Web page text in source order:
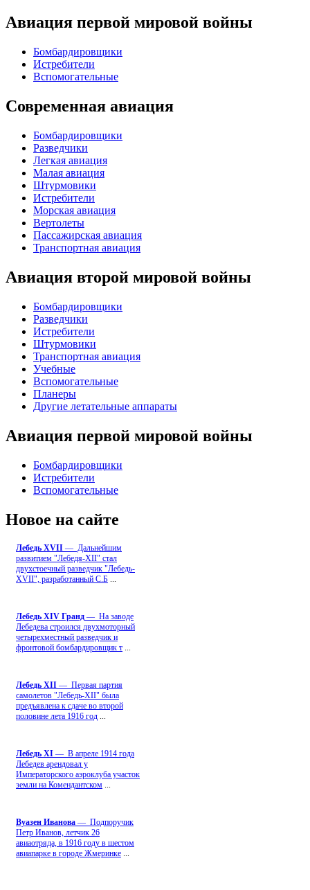
Авиация первой мировой войны
Бомбардировщики
Истребители
Вспомогательные
Современная авиация
Бомбардировщики
Разведчики
Легкая авиация
Малая авиация
Штурмовики
Истребители
Морская авиация
Вертолеты
Пассажирская авиация
Транспортная авиация
Авиация второй мировой войны
Бомбардировщики
Разведчики
Истребители
Штурмовики
Транспортная авиация
Учебные
Вспомогательные
Планеры
Другие летательные аппараты
Авиация первой мировой войны
Бомбардировщики
Истребители
Вспомогательные
Новое на сайте
Лебедь ХVII — Дальнейшим
развитием "Лебедя-ХII" стал
двухстоечный разведчик "Лебедь-
XVII", разработанный С.Б
Лебедь ХIV Гранд — На заводе
Лебедева строился двухмоторный
четырехместный разведчик и
фронтовой бомбардировщик т
Лебедь ХII — Первая партия
самолетов "Лебедь-ХII" была
предъявлена к сдаче во второй
половине лета 1916 год
Лебедь ХI — В апреле 1914 года
Лебедев арендовал у
Императорского аэроклуба участок
земли на Комендантском
Вуазен Иванова — Подпоручик
Петр Иванов, летчик 26
авиаотряда, в 1916 году в шестом
авиапарке в городе Жмеринке